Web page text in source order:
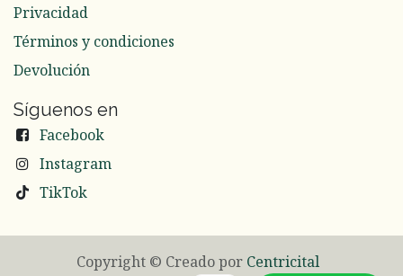
Privacidad
Términos y condiciones
Devolución
Síguenos en
Facebook
Instagram
TikTok
Copyright © Creado por Centricital